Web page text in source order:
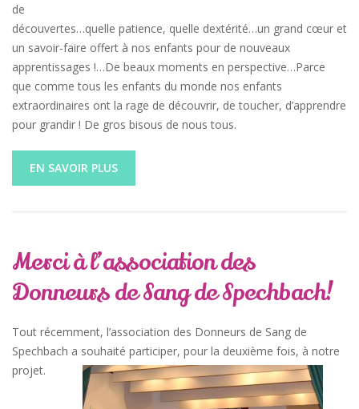
de
découvertes…quelle patience, quelle dextérité…un grand cœur et
un savoir-faire offert à nos enfants pour de nouveaux
apprentissages !…De beaux moments en perspective…Parce
que comme tous les enfants du monde nos enfants
extraordinaires ont la rage de découvrir, de toucher, d’apprendre
pour grandir ! De gros bisous de nous tous.
EN SAVOIR PLUS
Merci à l’association des
Donneurs de Sang de Spechbach!
Tout récemment, l’association des Donneurs de Sang de
Spechbach a souhaité participer, pour la deuxième fois, à notre
projet.